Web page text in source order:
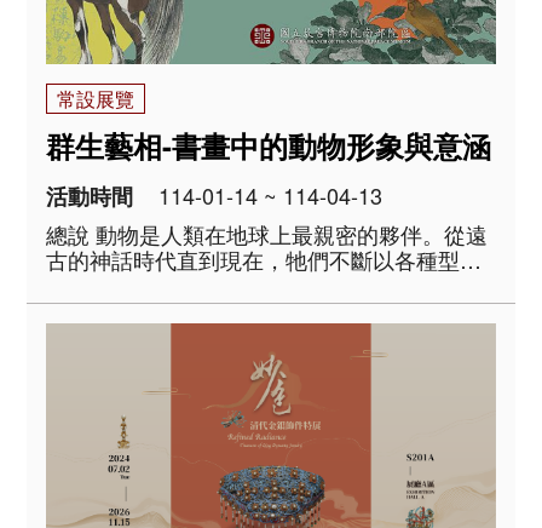
常設展覽
群生藝相-書畫中的動物形象與意涵
活動時間
114-01-14 ~ 114-04-13
總說 動物是人類在地球上最親密的夥伴。從遠
古的神話時代直到現在，牠們不斷以各種型態
展的進程。 在書畫、文學等藝術作品中，動物
們，持續以客觀的描寫或主觀的想像等方式，
表現人類對..